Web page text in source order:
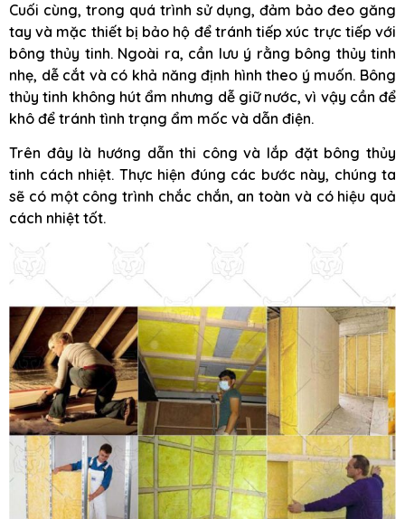
Cuối cùng, trong quá trình sử dụng, đảm bảo đeo găng
tay và mặc thiết bị bảo hộ để tránh tiếp xúc trực tiếp với
bông thủy tinh. Ngoài ra, cần lưu ý rằng bông thủy tinh
nhẹ, dễ cắt và có khả năng định hình theo ý muốn. Bông
thủy tinh không hút ẩm nhưng dễ giữ nước, vì vậy cần để
khô để tránh tình trạng ẩm mốc và dẫn điện.
Trên đây là hướng dẫn thi công và lắp đặt bông thủy
tinh cách nhiệt. Thực hiện đúng các bước này, chúng ta
sẽ có một công trình chắc chắn, an toàn và có hiệu quả
cách nhiệt tốt.